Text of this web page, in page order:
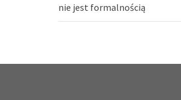
nie jest formalnością